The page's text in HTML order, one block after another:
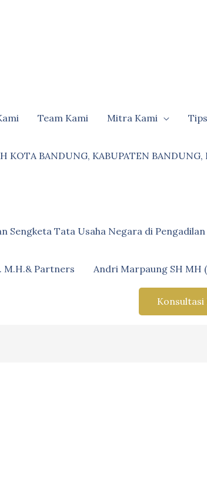
Team Kami Mitra Kami
KOTA BANDUNG, KABUPATEN
Sengketa Tata Usaha Negara di
M.H.& Partners Andri Marpaung SH MH
Konsultasi